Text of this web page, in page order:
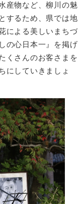
産物など、柳川の魅
するため、県では地
による美しいまちづ
の心日本一』を掲げ
くさんのお客さまを
にしていきましょ